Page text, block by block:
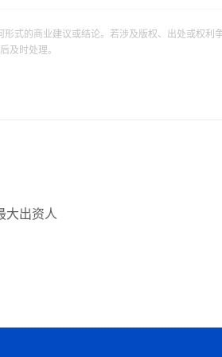
式的商业建议或结论。若涉及版权、出处或权利
及时处理。
大出资人